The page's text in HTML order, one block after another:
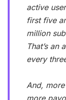
active
first five
million
That’s an
every
And,